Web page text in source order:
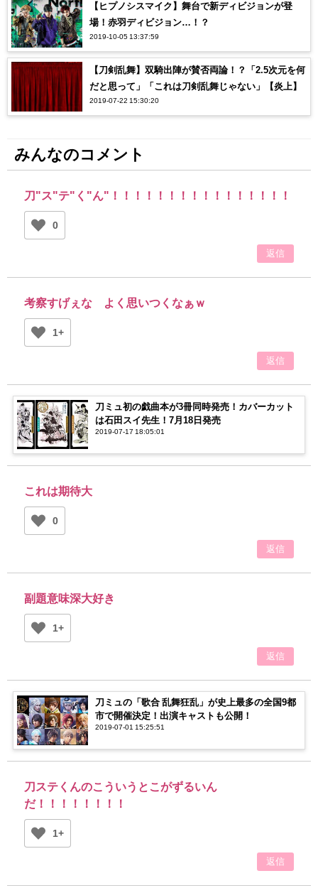
【ヒプノシスマイク】舞台で新ディビジョンが登
場！赤羽ディビジョン…！？
2019-10-05 13:37:59
【刀剣乱舞】双騎出陣が賛否両論！？「2.5次元を何
だと思って」「これは刀剣乱舞じゃない」【炎上】
2019-07-22 15:30:20
みんなのコメント
刀"ス"テ"く"ん"！！！！！！！！！！！！！！！！
0
返信
考察すげぇな よく思いつくなぁｗ
1+
返信
刀ミュ初の戯曲本が3冊同時発売！カバーカット
は石田スイ先生！7月18日発売
2019-07-17 18:05:01
これは期待大
0
返信
副題意味深大好き
1+
返信
刀ミュの「歌合 乱舞狂乱」が史上最多の全国9都
市で開催決定！出演キャストも公開！
2019-07-01 15:25:51
刀ステくんのこういうとこがずるいん
だ！！！！！！！！
1+
返信